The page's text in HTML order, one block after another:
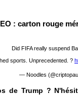
: carton rouge
Did FIFA really suspend
sports. Unprecedented. ?
— Noodles
de Trump ?